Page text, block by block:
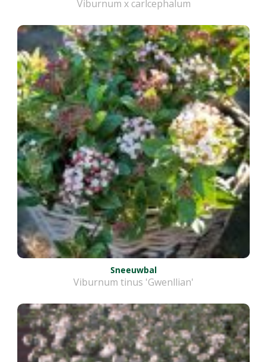
Viburnum x carlcephalum
Sneeuwbal
Viburnum tinus 'Gwenllian'